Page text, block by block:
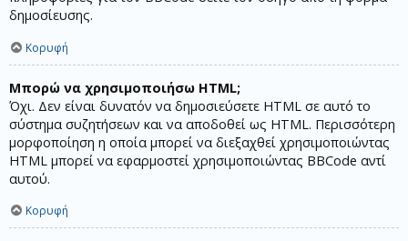
δημοσίευσης.
Κορυφή
Μπορώ να χρησιμοποιήσω HTML;
Όχι. Δεν είναι δυνατόν να δημοσιεύσετε HTML σε αυτό το
σύστημα συζητήσεων και να αποδοθεί ως HTML. Περισσότερη
μορφοποίηση η οποία μπορεί να διεξαχθεί χρησιμοποιώντας
HTML μπορεί να εφαρμοστεί χρησιμοποιώντας BBCode αντί
αυτού.
Κορυφή